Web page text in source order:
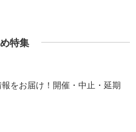
特集
をお届け！開催・中止・延期